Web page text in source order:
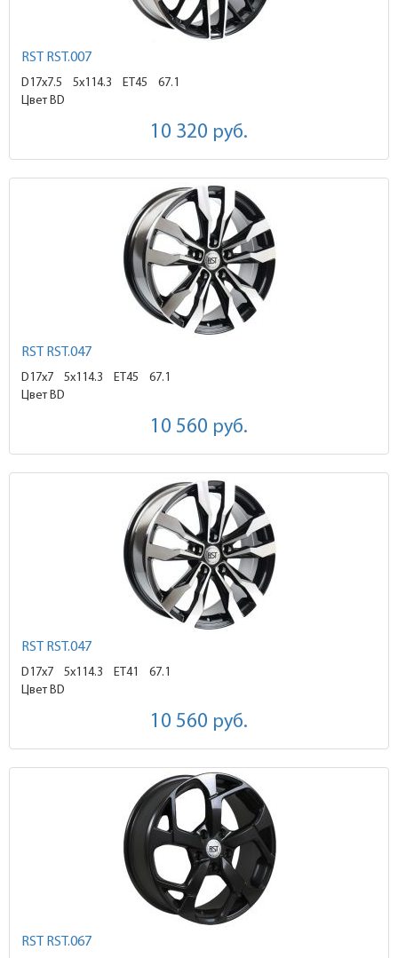
RST RST.007
D17x7.5 5x114.3 ET45
67.1
Цвет BD
10 320 руб.
RST RST.047
D17x7 5x114.3 ET45
67.1
Цвет BD
10 560 руб.
RST RST.047
D17x7 5x114.3 ET41
67.1
Цвет BD
10 560 руб.
RST RST.067